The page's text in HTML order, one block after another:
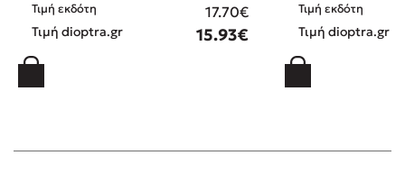
Τιμή εκδότη 17.70€
Τιμή dioptra.gr 15.93€
Τιμή εκδότη
Τιμή dioptra.gr